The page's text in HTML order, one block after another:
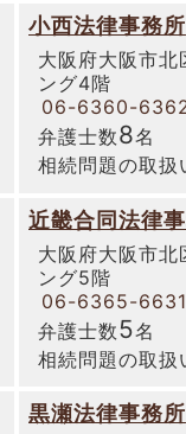
小西法律事務所
大阪府大阪市
ング4階
06-6360-
弁護士数8名
相続問題の取扱
近畿合同法律
大阪府大阪市
ング5階
06-6365-6631
弁護士数5名
相続問題の取扱
黒瀬法律事務所